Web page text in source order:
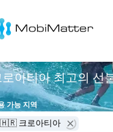
아티아 최고의 선
가능 지역
🇭🇷 크로아티아